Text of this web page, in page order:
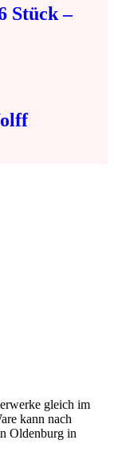
Stück –
gleich im
kann nach
Oldenburg in